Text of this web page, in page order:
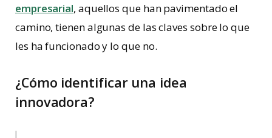
empresarial, aquellos que han pavimentado el
camino, tienen algunas de las claves sobre lo que
les ha funcionado y lo que no.
¿Cómo identificar una idea
innovadora?